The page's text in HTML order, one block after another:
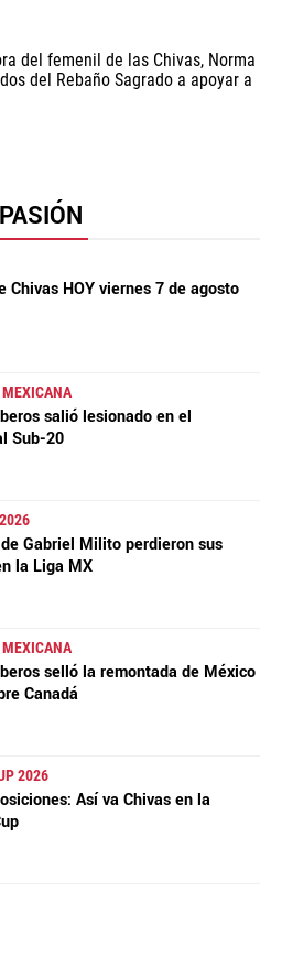
del femenil de las Chivas, Norma
del Rebaño Sagrado a apoyar a
Chivas HOY viernes 7 de agosto
MEXICANA
salió lesionado en el
Sub-20
Gabriel Milito perdieron sus
la Liga MX
MEXICANA
selló la remontada de México
Canadá
2026
Así va Chivas en la